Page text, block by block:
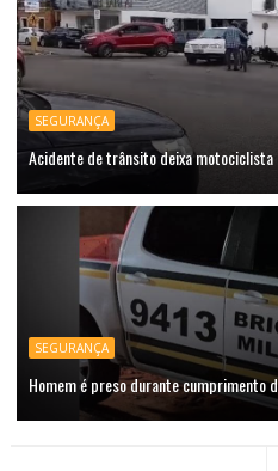
SEGURANÇA
Acidente de trânsito deixa
SEGURANÇA
Homem é preso durante cumprimento